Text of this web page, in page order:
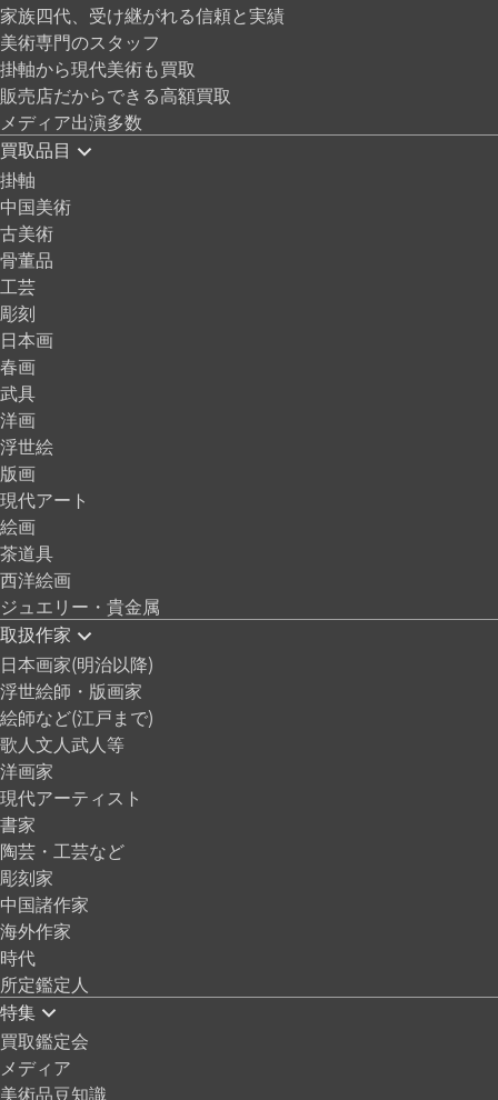
家族四代、受け継がれる信頼と実績
美術専門のスタッフ
掛軸から現代美術も買取
販売店だからできる高額買取
メディア出演多数
買取品目
掛軸
中国美術
古美術
骨董品
工芸
彫刻
日本画
春画
武具
洋画
浮世絵
版画
現代アート
絵画
茶道具
西洋絵画
ジュエリー・貴金属
取扱作家
日本画家(明治以降)
浮世絵師・版画家
絵師など(江戸まで)
歌人文人武人等
洋画家
現代アーティスト
書家
陶芸・工芸など
彫刻家
中国諸作家
海外作家
時代
所定鑑定人
特集
買取鑑定会
メディア
美術品豆知識